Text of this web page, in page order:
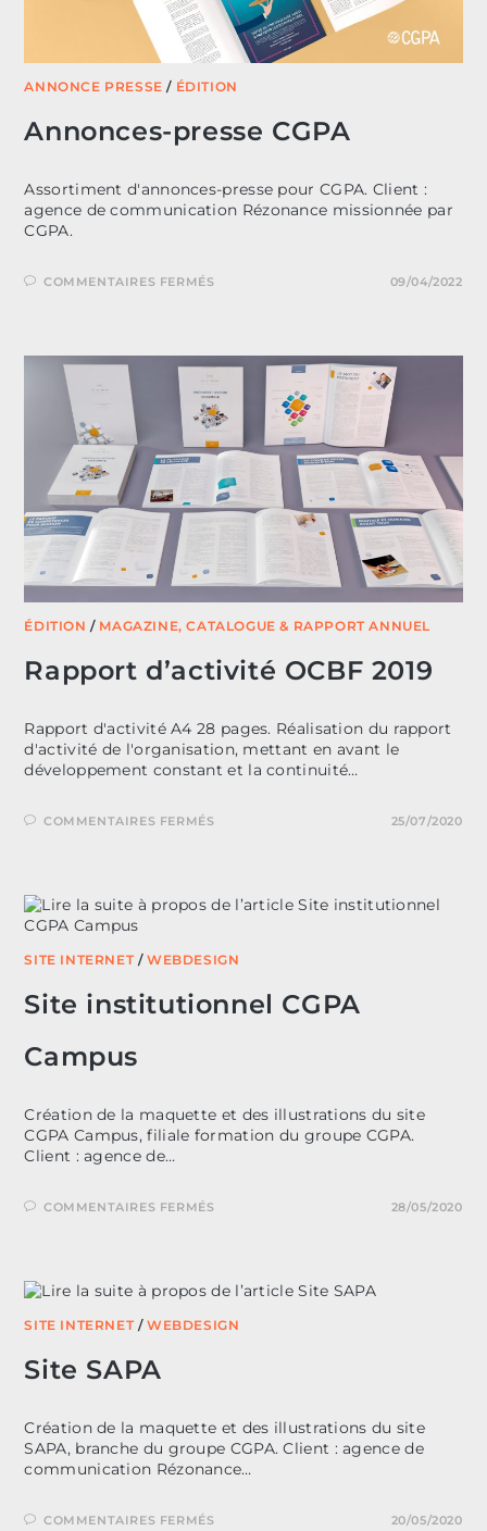
ANNONCE PRESSE / ÉDITION
Annonces-presse CGPA
Assortiment d'annonces-presse pour CGPA. Client :
agence de communication Rézonance missionnée par
CGPA.
COMMENTAIRES FERMÉSSUR 09/04/2022
ÉDITION / MAGAZINE, CATALOGUE & RAPPORT ANNUEL
Rapport d’activité OCBF 2019
Rapport d'activité A4 28 pages. Réalisation du rapport
d'activité de l'organisation, mettant en avant le
développement constant et la continuité…
COMMENTAIRES FERMÉSSUR 25/07/2020
SITE INTERNET/WEBDESIGN
Site institutionnel CGPA
Campus
Création de la maquette et des illustrations du site
CGPA Campus, filiale formation du groupe CGPA.
Client : agence de…
COMMENTAIRES FERMÉSSUR 28/05/2020
SITE INTERNET/WEBDESIGN
Site SAPA
Création de la maquette et des illustrations du site
SAPA, branche du groupe CGPA. Client : agence de
communication Rézonance…
COMMENTAIRES FERMÉSSUR 20/05/2020